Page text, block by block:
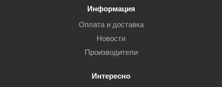
Информация
Оплата и доставка
Новости
Производители
Интересно